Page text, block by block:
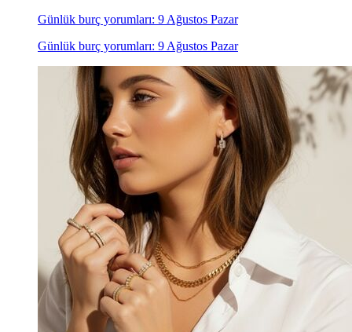
Günlük burç yorumları: 9 Ağustos Pazar
Günlük burç yorumları: 9 Ağustos Pazar